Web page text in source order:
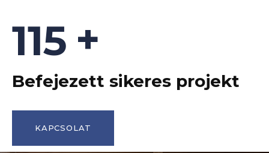
120+
Befejezett sikeres projekt
KAPCSOLAT